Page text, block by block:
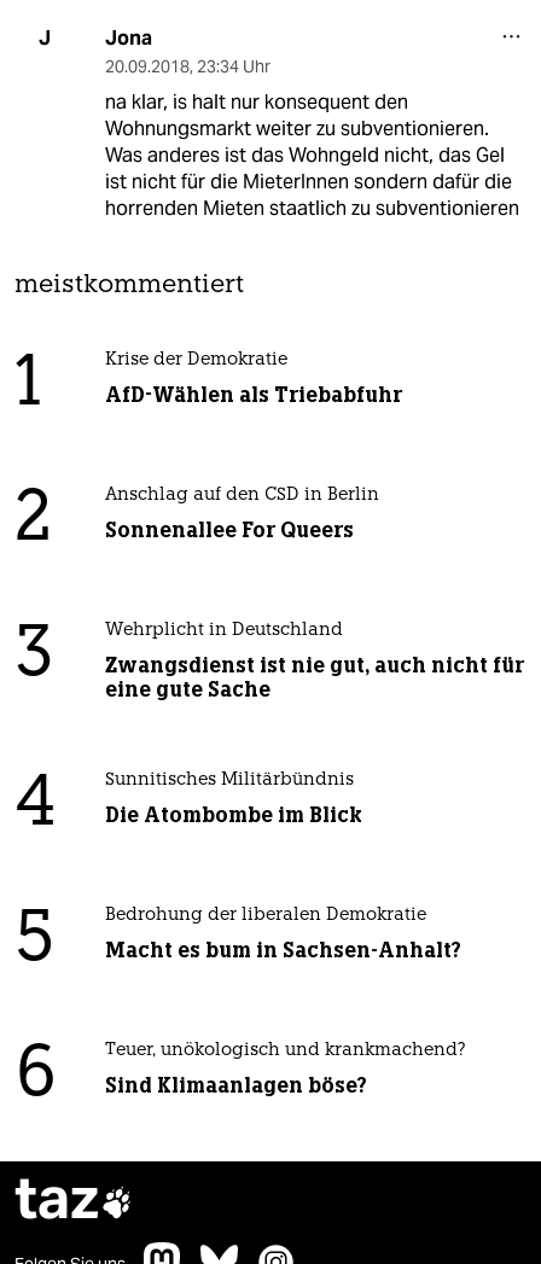
J Jona
20.09.2018, 23:34 Uhr
na klar, is halt nur konsequent den
Wohnungsmarkt weiter zu subventionieren.
Was anderes ist das Wohngeld nicht, das Gel
ist nicht für die MieterInnen sondern dafür die
horrenden Mieten staatlich zu subventionieren
meistkommentiert
1 Krise der Demokratie
AfD-Wählen als Triebabfuhr
2 Anschlag auf den CSD in Berlin
Sonnenallee For Queers
3 Wehrplicht in Deutschland
Zwangsdienst ist nie gut, auch nicht für
eine gute Sache
4 Sunnitisches Militärbündnis
Die Atombombe im Blick
5 Bedrohung der liberalen Demokratie
Macht es bum in Sachsen-Anhalt?
6 Teuer, unökologisch und krankmachend?
Sind Klimaanlagen böse?
taz